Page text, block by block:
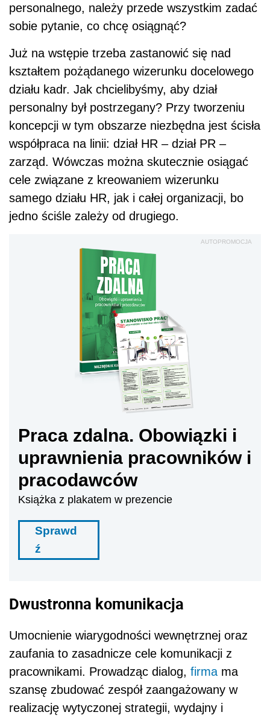
personalnego, należy przede wszystkim zadać
sobie pytanie, co chcę osiągnąć?
Już na wstępie trzeba zastanowić się nad
kształtem pożądanego wizerunku docelowego
działu kadr. Jak chcielibyśmy, aby dział
personalny był postrzegany? Przy tworzeniu
koncepcji w tym obszarze niezbędna jest ścisła
współpraca na linii: dział HR – dział PR –
zarząd. Wówczas można skutecznie osiągać
cele związane z kreowaniem wizerunku
samego działu HR, jak i całej organizacji, bo
jedno ściśle zależy od drugiego.
AUTOPROMOCJA
Praca zdalna. Obowiązki i
uprawnienia pracowników i
pracodawców
Książka z plakatem w prezencie
Sprawd
ź
Dwustronna komunikacja
Umocnienie wiarygodności wewnętrznej oraz
zaufania to zasadnicze cele komunikacji z
pracownikami. Prowadząc dialog, firma ma
szansę zbudować zespół zaangażowany w
realizację wytyczonej strategii, wydajny i